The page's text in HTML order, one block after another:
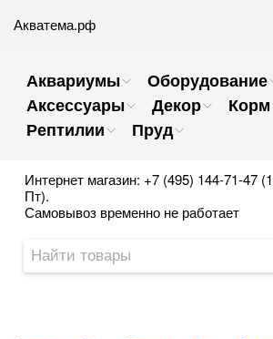
Акватема.рф
Аквариумы
Оборудование
Аксессуары
Декор Корм
Рептилии
Пруд
Интернет магазин: +7 (495) 144-71-47
Пт).
Самовывоз временно не работает